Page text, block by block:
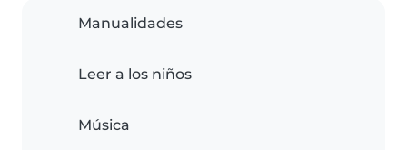
Manualidades
Leer a los niños
Música